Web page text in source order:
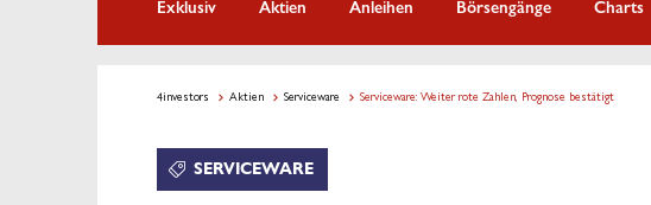
Exklusiv Aktien Anleihen Börsengänge Charts
4investors Aktien Serviceware Serviceware: Weiter rote Zahlen, Prognose bestätigt
SERVICEWARE